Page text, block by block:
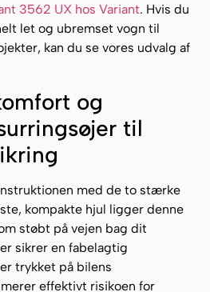
3562 UX hos Variant. Hvis du
let og ubremset vogn til
kan du se vores udvalg af
og
til
med de to stærke
kompakte hjul ligger denne
støbt på vejen bag dit
sikrer en fabelagtig
trykket på bilens
effektivt risikoen for